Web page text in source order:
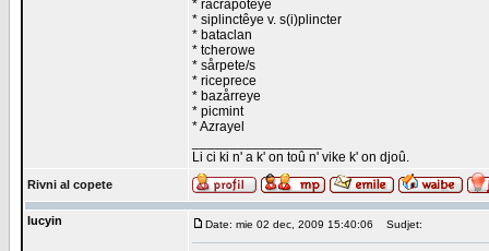
* racrapotêye
* siplinctêye v. s(i)plincter
* bataclan
* tcherowe
* sårpete/s
* riceprece
* bazårreye
* picmint
* Azrayel
Li ci ki n' a k' on toû n' vike k' on djoû.
Rivni al copete
lucyin Date: mie 02 dec, 2009 15:40:06 Sudjet: